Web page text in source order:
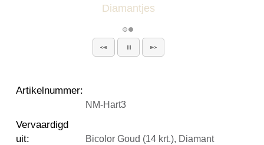
Artikelnummer:
NM-Hart3
Vervaardigd
uit: Bicolor Goud (14 krt.), Diamant